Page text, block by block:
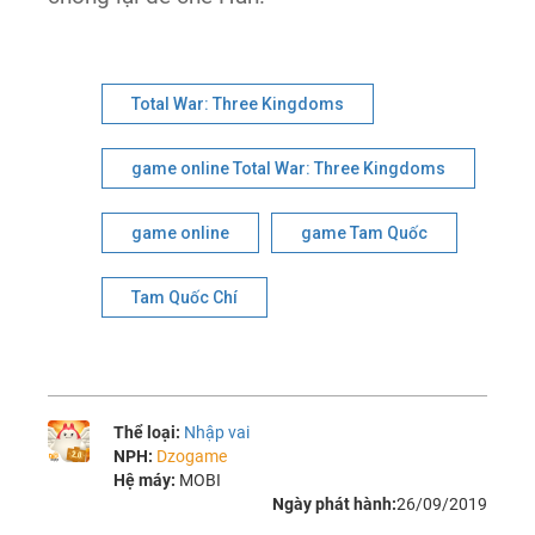
Total War: Three Kingdoms
game online Total War: Three Kingdoms
game online game Tam Quốc
Tam Quốc Chí
Thể loại: Nhập vai
NPH: Dzogame
Hệ máy: MOBI
Ngày phát hành:26/09/2019